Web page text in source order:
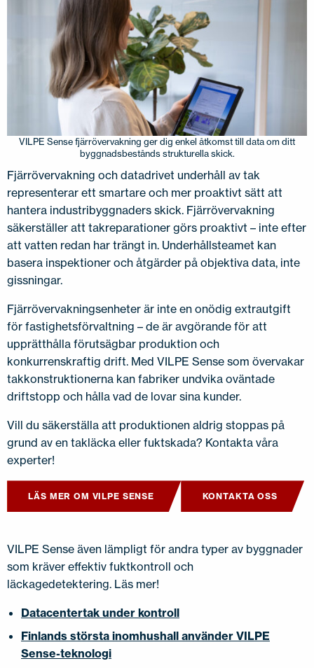
VILPE Sense fjärrövervakning ger dig enkel åtkomst till data om ditt
byggnadsbestånds strukturella skick.
Fjärrövervakning och datadrivet underhåll av tak
representerar ett smartare och mer proaktivt sätt att
hantera industribyggnaders skick. Fjärrövervakning
säkerställer att takreparationer görs proaktivt – inte efter
att vatten redan har trängt in. Underhållsteamet kan
basera inspektioner och åtgärder på objektiva data, inte
gissningar.
Fjärrövervakningsenheter är inte en onödig extrautgift
för fastighetsförvaltning – de är avgörande för att
upprätthålla förutsägbar produktion och
konkurrenskraftig drift. Med VILPE Sense som övervakar
takkonstruktionerna kan fabriker undvika oväntade
driftstopp och hålla vad de lovar sina kunder.
Vill du säkerställa att produktionen aldrig stoppas på
grund av en takläcka eller fuktskada? Kontakta våra
experter!
LÄS MER OM VILPE SENSE KONTAKTA OSS
VILPE Sense även lämpligt för andra typer av byggnader
som kräver effektiv fuktkontroll och
läckagedetektering. Läs mer!
Datacentertak under kontroll
Finlands största inomhushall använder VILPE
Sense-teknologi